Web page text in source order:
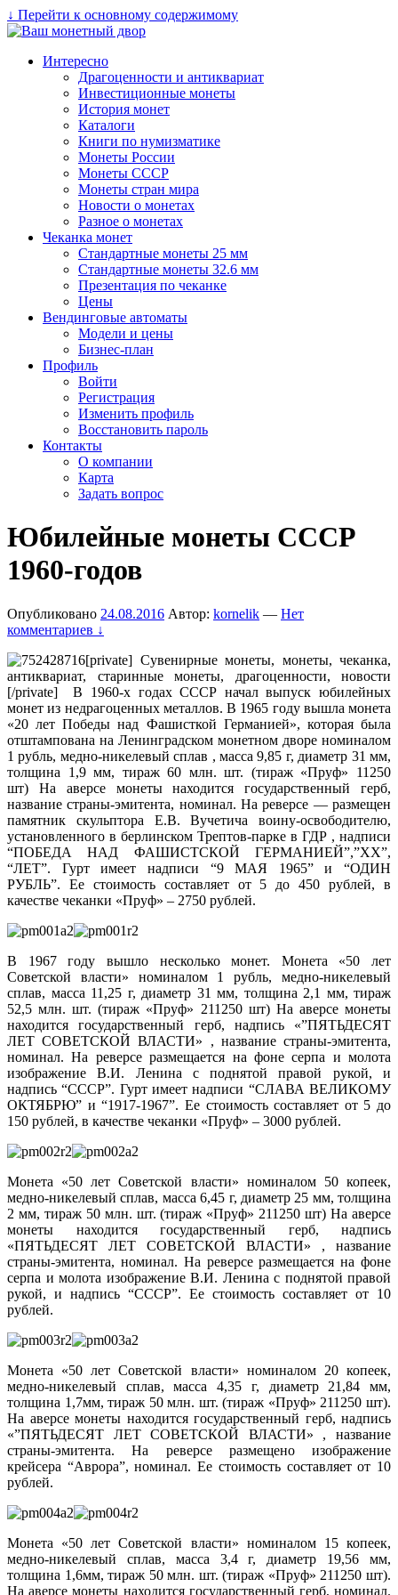
↓ Перейти к основному содержимому
Интересно
Драгоценности и антиквариат
Инвестиционные монеты
История монет
Каталоги
Книги по нумизматике
Монеты России
Монеты СССР
Монеты стран мира
Новости о монетах
Разное о монетах
Чеканка монет
Стандартные монеты 25 мм
Стандартные монеты 32.6 мм
Презентация по чеканке
Цены
Вендинговые автоматы
Модели и цены
Бизнес-план
Профиль
Войти
Регистрация
Изменить профиль
Восстановить пароль
Контакты
О компании
Карта
Задать вопрос
Юбилейные монеты СССР
1960-годов
Опубликовано 24.08.2016 Автор: kornelik — Нет
комментариев ↓
[private] Сувенирные монеты, монеты, чеканка,
антиквариат, старинные монеты, драгоценности, новости
[/private] В 1960-х годах СССР начал выпуск юбилейных
монет из недрагоценных металлов. В 1965 году вышла монета
«20 лет Победы над Фашисткой Германией», которая была
отштампована на Ленинградском монетном дворе номиналом
1 рубль, медно-никелевый сплав , масса 9,85 г, диаметр 31 мм,
толщина 1,9 мм, тираж 60 млн. шт. (тираж «Пруф» 11250
шт) На аверсе монеты находится государственный герб,
название страны-эмитента, номинал. На реверсе — размещен
памятник скульптора Е.В. Вучетича воину-освободителю,
установленного в берлинском Трептов-парке в ГДР , надписи
“ПОБЕДА НАД ФАШИСТСКОЙ ГЕРМАНИЕЙ”,”XX”,
“ЛЕТ”. Гурт имеет надписи “9 МАЯ 1965” и “ОДИН
РУБЛЬ”. Ее стоимость составляет от 5 до 450 рублей, в
качестве чеканки «Пруф» – 2750 рублей.
В 1967 году вышло несколько монет. Монета «50 лет
Советской власти» номиналом 1 рубль, медно-никелевый
сплав, масса 11,25 г, диаметр 31 мм, толщина 2,1 мм, тираж
52,5 млн. шт. (тираж «Пруф» 211250 шт) На аверсе монеты
находится государственный герб, надпись «”ПЯТЬДЕСЯТ
ЛЕТ СОВЕТСКОЙ ВЛАСТИ» , название страны-эмитента,
номинал. На реверсе размещается на фоне серпа и молота
изображение В.И. Ленина с поднятой правой рукой, и
надпись “СССР”. Гурт имеет надписи “СЛАВА ВЕЛИКОМУ
ОКТЯБРЮ” и “1917-1967”. Ее стоимость составляет от 5 до
150 рублей, в качестве чеканки «Пруф» – 3000 рублей.
Монета «50 лет Советской власти» номиналом 50 копеек,
медно-никелевый сплав, масса 6,45 г, диаметр 25 мм, толщина
2 мм, тираж 50 млн. шт. (тираж «Пруф» 211250 шт) На аверсе
монеты находится государственный герб, надпись
«ПЯТЬДЕСЯТ ЛЕТ СОВЕТСКОЙ ВЛАСТИ» , название
страны-эмитента, номинал. На реверсе размещается на фоне
серпа и молота изображение В.И. Ленина с поднятой правой
рукой, и надпись “СССР”. Ее стоимость составляет от 10
рублей.
Монета «50 лет Советской власти» номиналом 20 копеек,
медно-никелевый сплав, масса 4,35 г, диаметр 21,84 мм,
толщина 1,7мм, тираж 50 млн. шт. (тираж «Пруф» 211250 шт).
На аверсе монеты находится государственный герб, надпись
«”ПЯТЬДЕСЯТ ЛЕТ СОВЕТСКОЙ ВЛАСТИ» , название
страны-эмитента. На реверсе размещено изображение
крейсера “Аврора”, номинал. Ее стоимость составляет от 10
рублей.
Монета «50 лет Советской власти» номиналом 15 копеек,
медно-никелевый сплав, масса 3,4 г, диаметр 19,56 мм,
толщина 1,6мм, тираж 50 млн. шт. (тираж «Пруф» 211250 шт).
На аверсе монеты находится государственный герб, номинал.